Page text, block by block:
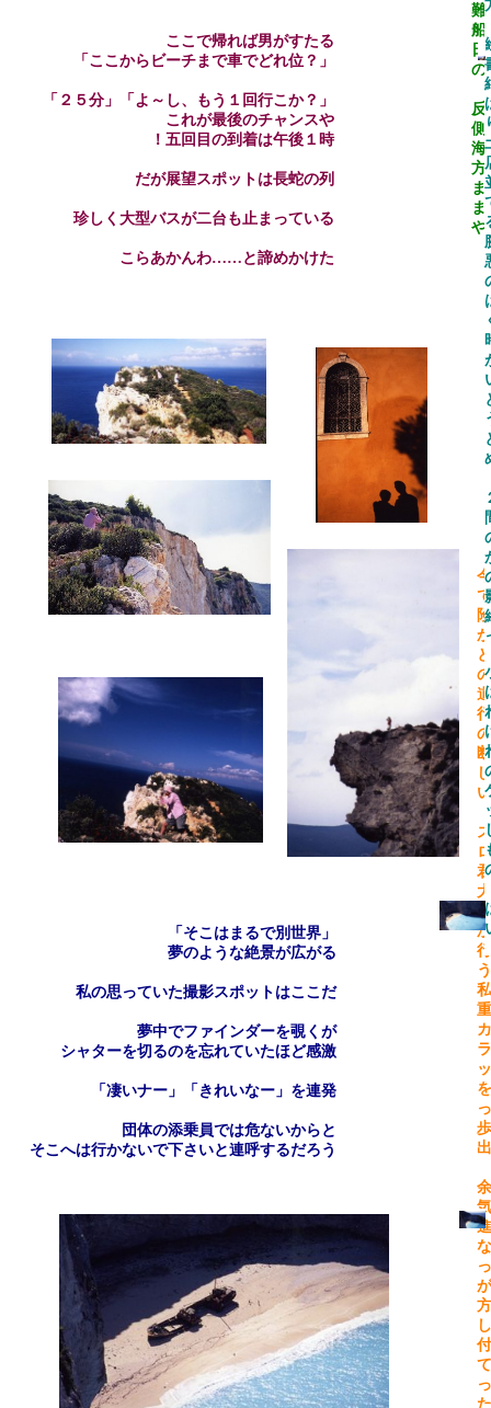
「そこはまるで別世界」
夢のような絶景が広がる
私の思っていた撮影スポットはここだ
夢中でファインダーを覗くが
シャターを切るのを忘れていたほど感激
「凄いナー」「きれいなー」を連発
団体の添乗員では危ないからと
そこへは行かないで下さいと連呼するだろう
っ
ここで帰れば男がすたる
「ここからビーチまで車でどれ位？」
「２５分」「よ～し、もう１回行こか？」
これが最後のチャンスや
！五回目の到着は午後１時
だが展望スポットは長蛇の列
珍しく大型バスが二台も止まっている
こらあかんわ……と諦めかけた
難
船
日
の
反
側
海
方
ま
ま
や